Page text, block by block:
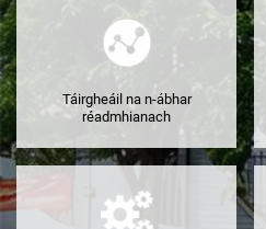
Táirgheáil na n-ábhar
réadmhianach